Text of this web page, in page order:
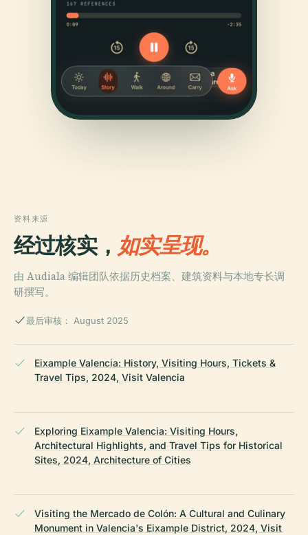
资料来源
经过核实， 如实呈现。
由 Audiala 编辑团队依据历史档案、建筑资料与本地专长调
研撰写。
最后审核： August 2025
Eixample Valencia: History, Visiting Hours, Tickets &
Travel Tips, 2024, Visit Valencia
Exploring Eixample Valencia: Visiting Hours,
Architectural Highlights, and Travel Tips for Historical
Sites, 2024, Architecture of Cities
Visiting the Mercado de Colón: A Cultural and Culinary
Monument in Valencia's Eixample District, 2024, Visit